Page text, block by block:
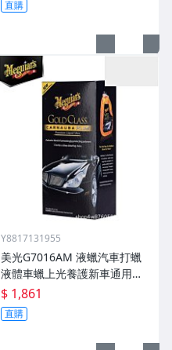
直購
Y8817131955
美光G7016AM 液蠟汽車打蠟
液體車蠟上光養護新車通用棕
櫚蠟
$ 1,861
直購